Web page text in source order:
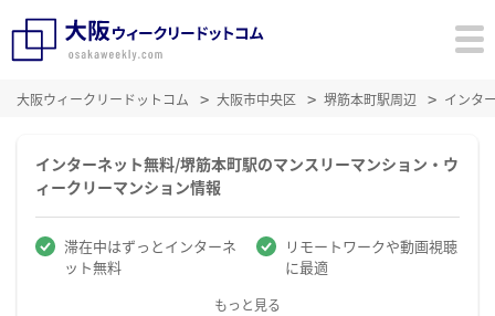
大阪ウィークリードットコム 大阪市中央区 堺筋本町駅周辺 インタ
インターネット無料/堺筋本町駅のマンスリーマンション・ウ
ィークリーマンション情報
滞在中はずっとインターネ
ット無料
リモートワークや動画視聴
に最適
もっと見る